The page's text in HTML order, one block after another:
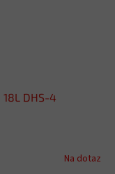
18L DHS-4
Na dotaz